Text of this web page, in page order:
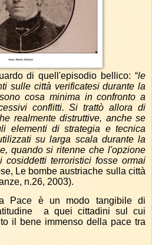
di quell'episodio bellico: “le
sulle città verificatesi durante la
cosa minima in confronto a
conflitti. Si trattò allora di
realmente distruttive, anche se
elementi di strategia e tecnica
su larga scala durante la
quando si ritenne che l'opzione
cosiddetti terroristici fosse ormai
Le bombe austriache sulla città
n.26, 2003).
Pace è un modo tangibile di
a quei cittadini sul cui
il bene immenso della pace tra